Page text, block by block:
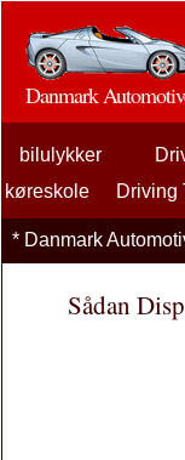
Danmark
bilulykker
køreskole
Driving
* Danmark
Sådan